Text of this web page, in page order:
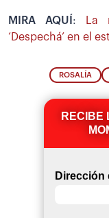
MIRA AQUÍ :
La
‘Despechá’ en el
ROSALÍA
RECIBE
Dirección